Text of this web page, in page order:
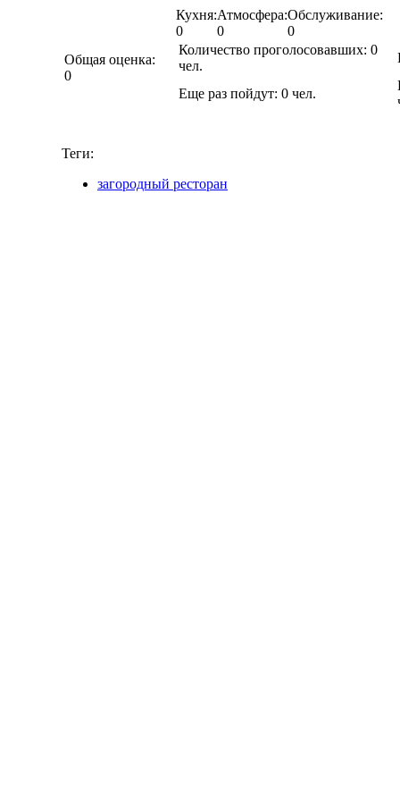
Общая оценка:
0
Кухня:
0
Атмосфера:
0
Обслуживание:
0
Количество проголосовавших: 0
чел.
Еще раз пойдут: 0 чел.
Теги:
загородный ресторан